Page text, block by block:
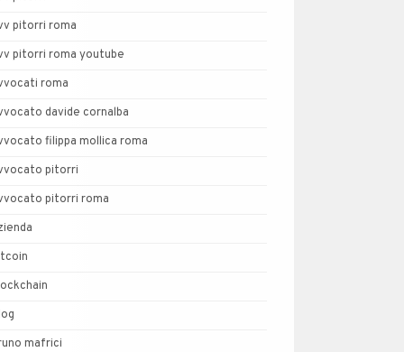
pitorri roma
pitorri roma youtube
roma
davide cornalba
filippa mollica roma
pitorri
pitorri roma
mafrici